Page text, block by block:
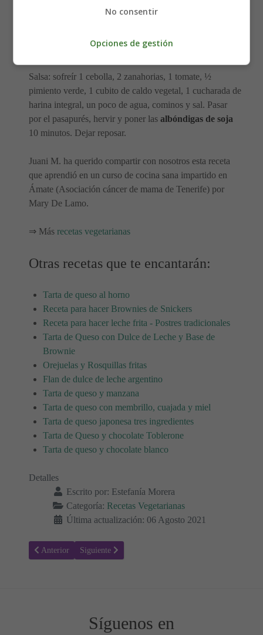
cominos, el cubito vegetal, la leche de soja, las harinas y
Formar las albóndigas, pasar por gluten.
Salsa: sofreír 1 cebolla, 2 zanahorias, 1 tomate, ½
pimiento verde, 1 cubito de caldo vegetal, 1 cucharada de
harina integral, un poco de agua, cominos y sal. Pasar
por el pasapurés, hervir y poner las albóndigas de soja
10 minutos. Dejar reposar.
Juani M. ha querido compartir con nosotros esta receta
que aprendió en un curso de cocina sana impartido en
Ámate (Asociación cáncer de mama de Tenerife) por
Mary De Lamo.
⇒ Más recetas vegetarianas
Otras recetas que te encantarán:
Tarta de queso al horno
Receta para hacer Brownies de Snickers
Receta para hacer leche frita - Postres tradicionales
Tarta de Queso con Dulce de Leche y Base de
Brownie
Orejuelas y Rosquillas fritas
Flan de dulce de leche argentino
Tarta de queso y manzana
Tarta de queso con membrillo, cuajada y miel
Tarta de queso japonesa tres ingredientes
Tarta de Queso y chocolate Toblerone
Tarta de queso y chocolate blanco
Detalles
Escrito por: Estefanía Morera
Categoría: Recetas Vegetarianas
Última actualización: 06 Agosto 2021
Artículo anterior: Receta para hacer Leche de soja casera
Anterior Artículo siguiente: Receta para hacer aguacates rellenos
Siguiente
Síguenos en
No consentir
Opciones de gestión